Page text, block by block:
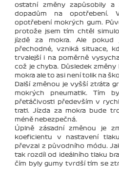
ostatní změny zapůsobily a
dopadům na opotřebení.
opotřebení mokrých gum.
protože jsem tím chtěl
jízdě za mokra. Ale
přechodné, vzniká situace,
trvalejší i na poměrně
což je chyba. Důsledek
mokra ale to asi není tolik na
Další změnou je vyšší ztráta
mokrých pneumatik. Tím
přetáčivosti především v
trati. Jízda za mokra bude
méně nebezpečná.
Úplně zásadní změnou je
koeficientu v nastavení
převzal z původního módu.
tak rozdíl od ideálního tlaku
čím byly gumy tvrdší tím se